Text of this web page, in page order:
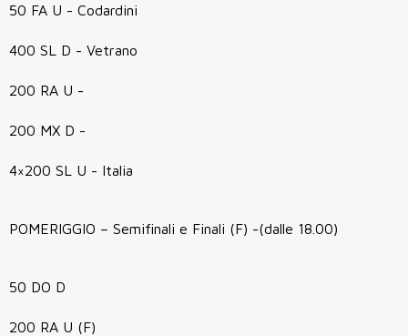
50 FA U - Codardini
400 SL D - Vetrano
200 RA U -
200 MX D -
4×200 SL U - Italia
POMERIGGIO – Semifinali e Finali (F) -(dalle 18.00)
50 DO D
200 RA U (F)